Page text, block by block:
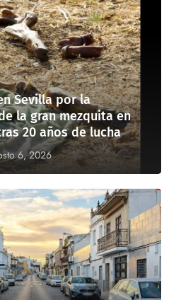
Sevilla por la
la gran mezquita en
20 años de lucha
6, 2026